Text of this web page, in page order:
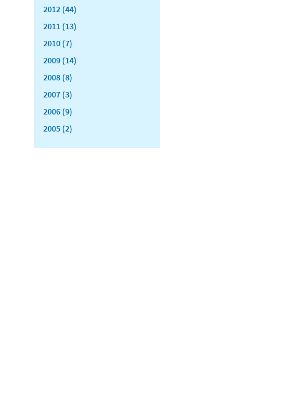
2012 (44)
2011 (13)
2010 (7)
2009 (14)
2008 (8)
2007 (3)
2006 (9)
2005 (2)